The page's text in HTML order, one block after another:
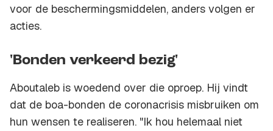
voor de beschermingsmiddelen, anders volgen er
acties.
'Bonden verkeerd bezig'
Aboutaleb is woedend over die oproep. Hij vindt
dat de boa-bonden de coronacrisis misbruiken om
hun wensen te realiseren. "Ik hou helemaal niet